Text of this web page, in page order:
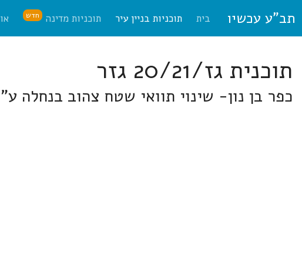
תב"ע עכשיו בית תוכניות בניין עיר תוכניות מדינה חדש
תוכנית גז/20/21 גזר
כפר בן נון- שינוי תוואי שטח צהוב בנחלה